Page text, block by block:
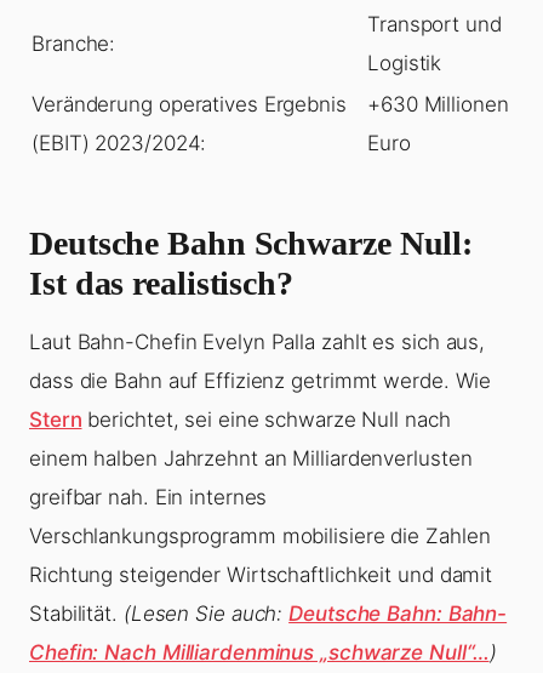
Branche:
Transport und
Logistik
Veränderung operatives Ergebnis
(EBIT) 2023/2024:
+630 Millionen
Euro
Deutsche Bahn Schwarze Null:
Ist das realistisch?
Laut Bahn-Chefin Evelyn Palla zahlt es sich aus,
dass die Bahn auf Effizienz getrimmt werde. Wie
Stern berichtet, sei eine schwarze Null nach
einem halben Jahrzehnt an Milliardenverlusten
greifbar nah. Ein internes
Verschlankungsprogramm mobilisiere die Zahlen
Richtung steigender Wirtschaftlichkeit und damit
Stabilität. (Lesen Sie auch:Deutsche Bahn: Bahn-
Chefin: Nach Milliardenminus „schwarze Null“… )